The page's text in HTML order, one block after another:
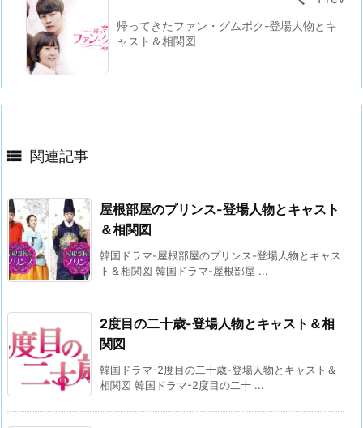
帰ってきたファン・グムボク-登場人物とキ
ャスト＆相関図
 関連記事
屋根部屋のプリンス-登場人物とキャスト
＆相関図
韓国ドラマ-屋根部屋のプリンス-登場人物とキャス
ト＆相関図 韓国ドラマ-屋根部屋 ...
2度目の二十歳-登場人物とキャスト＆相
関図
韓国ドラマ-2度目の二十歳-登場人物とキャスト＆
相関図 韓国ドラマ-2度目の二十 ...